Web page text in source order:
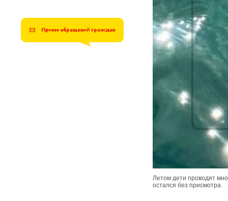
Летом дети проводят
остался без присмотра.